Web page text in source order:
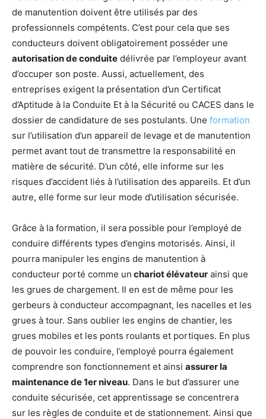
de manutention doivent être utilisés par des
professionnels compétents. C’est pour cela que ses
conducteurs doivent obligatoirement posséder une
autorisation de conduite délivrée par l’employeur avant
d’occuper son poste. Aussi, actuellement, des
entreprises exigent la présentation d’un Certificat
d’Aptitude à la Conduite Et à la Sécurité ou CACES dans le
dossier de candidature de ses postulants. Une formation
sur l’utilisation d’un appareil de levage et de manutention
permet avant tout de transmettre la responsabilité en
matière de sécurité. D’un côté, elle informe sur les
risques d’accident liés à l’utilisation des appareils. Et d’un
autre, elle forme sur leur mode d’utilisation sécurisée.
Grâce à la formation, il sera possible pour l’employé de
conduire différents types d’engins motorisés. Ainsi, il
pourra manipuler les engins de manutention à
conducteur porté comme un chariot élévateur ainsi que
les grues de chargement. Il en est de même pour les
gerbeurs à conducteur accompagnant, les nacelles et les
grues à tour. Sans oublier les engins de chantier, les
grues mobiles et les ponts roulants et portiques. En plus
de pouvoir les conduire, l’employé pourra également
comprendre son fonctionnement et ainsi assurer la
maintenance de 1er niveau. Dans le but d’assurer une
conduite sécurisée, cet apprentissage se concentrera
sur les règles de conduite et de stationnement. Ainsi que